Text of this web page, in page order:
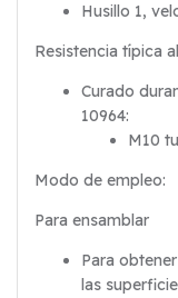
Husillo 1,
Resistencia típica
Curado
10964:
M10
Modo de empleo:
Para ensamblar
Para
las